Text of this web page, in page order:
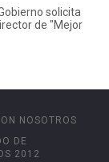
solicita
de "Mejor
NOSOTROS
DE
2012